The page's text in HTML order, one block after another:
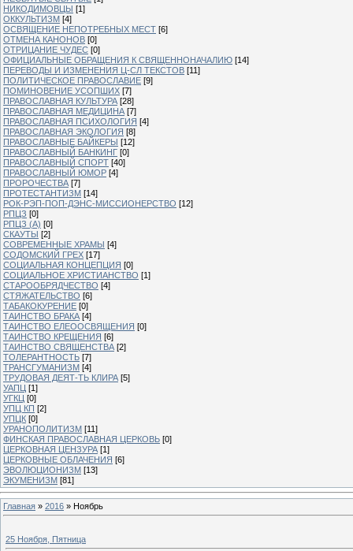
НИКОДИМОВЦЫ [1]
ОККУЛЬТИЗМ [4]
ОСВЯЩЕНИЕ НЕПОТРЕБНЫХ МЕСТ [6]
ОТМЕНА КАНОНОВ [0]
ОТРИЦАНИЕ ЧУДЕС [0]
ОФИЦИАЛЬНЫЕ ОБРАЩЕНИЯ К СВЯЩЕННОНАЧАЛИЮ [14]
ПЕРЕВОДЫ И ИЗМЕНЕНИЯ Ц-СЛ ТЕКСТОВ [11]
ПОЛИТИЧЕСКОЕ ПРАВОСЛАВИЕ [9]
ПОМИНОВЕНИЕ УСОПШИХ [7]
ПРАВОСЛАВНАЯ КУЛЬТУРА [28]
ПРАВОСЛАВНАЯ МЕДИЦИНА [7]
ПРАВОСЛАВНАЯ ПСИХОЛОГИЯ [4]
ПРАВОСЛАВНАЯ ЭКОЛОГИЯ [8]
ПРАВОСЛАВНЫЕ БАЙКЕРЫ [12]
ПРАВОСЛАВНЫЙ БАНКИНГ [0]
ПРАВОСЛАВНЫЙ СПОРТ [40]
ПРАВОСЛАВНЫЙ ЮМОР [4]
ПРОРОЧЕСТВА [7]
ПРОТЕСТАНТИЗМ [14]
РОК-РЭП-ПОП-ДЭНС-МИССИОНЕРСТВО [12]
РПЦЗ [0]
РПЦЗ (А) [0]
СКАУТЫ [2]
СОВРЕМЕННЫЕ ХРАМЫ [4]
СОДОМСКИЙ ГРЕХ [17]
СОЦИАЛЬНАЯ КОНЦЕПЦИЯ [0]
СОЦИАЛЬНОЕ ХРИСТИАНСТВО [1]
СТАРООБРЯДЧЕСТВО [4]
СТЯЖАТЕЛЬСТВО [6]
ТАБАКОКУРЕНИЕ [0]
ТАИНСТВО БРАКА [4]
ТАИНСТВО ЕЛЕООСВЯЩЕНИЯ [0]
ТАИНСТВО КРЕЩЕНИЯ [6]
ТАИНСТВО СВЯЩЕНСТВА [2]
ТОЛЕРАНТНОСТЬ [7]
ТРАНСГУМАНИЗМ [4]
ТРУДОВАЯ ДЕЯТ-ТЬ КЛИРА [5]
УАПЦ [1]
УГКЦ [0]
УПЦ КП [2]
УПЦК [0]
УРАНОПОЛИТИЗМ [11]
ФИНСКАЯ ПРАВОСЛАВНАЯ ЦЕРКОВЬ [0]
ЦЕРКОВНАЯ ЦЕНЗУРА [1]
ЦЕРКОВНЫЕ ОБЛАЧЕНИЯ [6]
ЭВОЛЮЦИОНИЗМ [13]
ЭКУМЕНИЗМ [81]
Главная » 2016 » Ноябрь
25 Ноября, Пятница